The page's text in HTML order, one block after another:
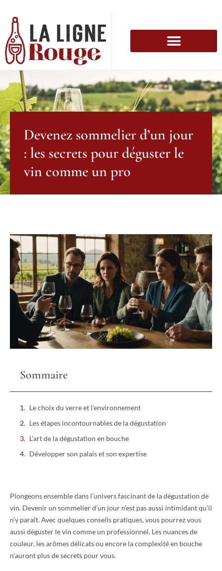
Devenez sommelier d’un jour
: les secrets pour déguster le
vin comme un pro
Sommaire
Le choix du verre et l’environnement
Les étapes incontournables de la dégustation
L’art de la dégustation en bouche
Développer son palais et son expertise
Plongeons ensemble dans l’univers fascinant de la dégustation de
vin. Devenir un sommelier d’un jour n’est pas aussi intimidant qu’il
n’y paraît. Avec quelques conseils pratiques, vous pourrez vous
aussi déguster le vin comme un professionnel. Les nuances de
couleur, les arômes délicats ou encore la complexité en bouche
n’auront plus de secrets pour vous.